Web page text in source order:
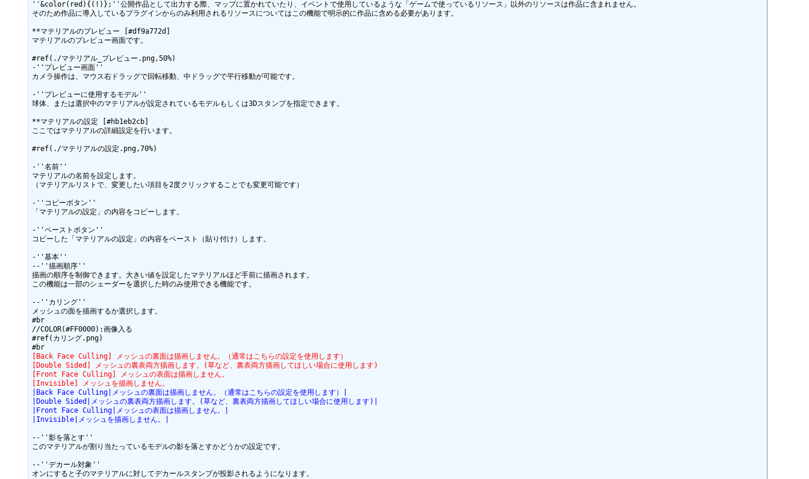
''&color(red){(!)};''公開作品として出力する際、マップに置かれていたり、イベントで使用しているような「ゲームで使っているリソース」以外のリソースは作品に含まれません。
そのため作品に導入しているプラグインからのみ利用されるリソースについてはこの機能で明示的に作品に含める必要があります。
**マテリアルのプレビュー [#df9a772d]
マテリアルのプレビュー画面です。
#ref(./マテリアル_プレビュー.png,50%)
-''プレビュー画面''
カメラ操作は、マウス右ドラッグで回転移動、中ドラッグで平行移動が可能です。
-''プレビューに使用するモデル''
球体、または選択中のマテリアルが設定されているモデルもしくは3Dスタンプを指定できます。
**マテリアルの設定 [#hb1eb2cb]
ここではマテリアルの詳細設定を行います。
#ref(./マテリアルの設定.png,70%)
-''名前''
マテリアルの名前を設定します。
（マテリアルリストで、変更したい項目を2度クリックすることでも変更可能です）
-''コピーボタン''
「マテリアルの設定」の内容をコピーします。
-''ペーストボタン''
コピーした「マテリアルの設定」の内容をペースト（貼り付け）します。
-''基本''
--''描画順序''
描画の順序を制御できます。大きい値を設定したマテリアルほど手前に描画されます。
この機能は一部のシェーダーを選択した時のみ使用できる機能です。
--''カリング''
メッシュの面を描画するか選択します。
#br
//COLOR(#FF0000):画像入る
#ref(カリング.png)
#br
[Back Face Culling] メッシュの裏面は描画しません。（通常はこちらの設定を使用します）
[Double Sided] メッシュの裏表両方描画します。(草など、裏表両方描画してほしい場合に使用します)
[Front Face Culling] メッシュの表面は描画しません。
[Invisible] メッシュを描画しません。
|Back Face Culling|メッシュの裏面は描画しません。（通常はこちらの設定を使用します）|
|Double Sided|メッシュの裏表両方描画します。(草など、裏表両方描画してほしい場合に使用します)|
|Front Face Culling|メッシュの表面は描画しません。|
|Invisible|メッシュを描画しません。|
--''影を落とす''
このマテリアルが割り当たっているモデルの影を落とすかどうかの設定です。
--''デカール対象''
オンにすると子のマテリアルに対してデカールスタンプが投影されるようになります。